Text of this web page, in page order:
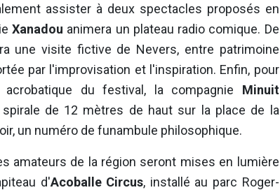
assister à deux spectacles proposés en
Xanadou animera un plateau radio comique. De
une visite fictive de Nevers, entre patrimoine
par l'improvisation et l'inspiration. Enfin, pour
du festival, la compagnie Minuit
de 12 mètres de haut sur la place de la
un numéro de funambule philosophique.
amateurs de la région seront mises en lumière
d'Acoballe Circus, installé au parc Roger-